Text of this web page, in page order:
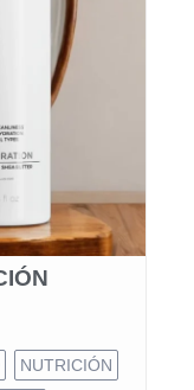
NUTRICIÓN